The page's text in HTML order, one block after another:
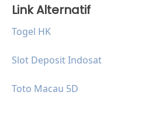
Link Alternatif
Togel HK
Slot Deposit Indosat
Toto Macau 5D